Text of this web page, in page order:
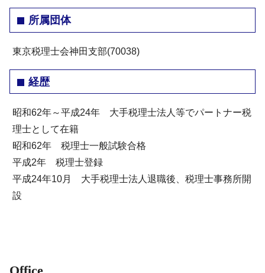
所属団体
東京税理士会神田支部(70038)
経歴
昭和62年～平成24年 大手税理士法人等でパートナー税
理士として在籍
昭和62年 税理士一般試験合格
平成2年 税理士登録
平成24年10月 大手税理士法人退職後、税理士事務所開
設